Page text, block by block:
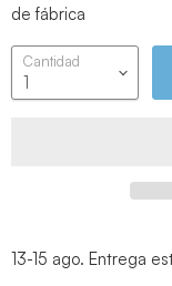
de fábrica
Cantidad
13-15 ago. Entrega